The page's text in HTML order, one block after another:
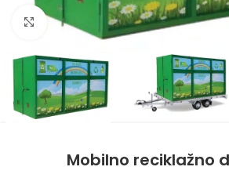
Click to enlarge
Mobilno reciklažno